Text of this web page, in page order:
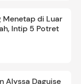
Menetap di Luar
Intip 5 Potret
Alyssa Daguise